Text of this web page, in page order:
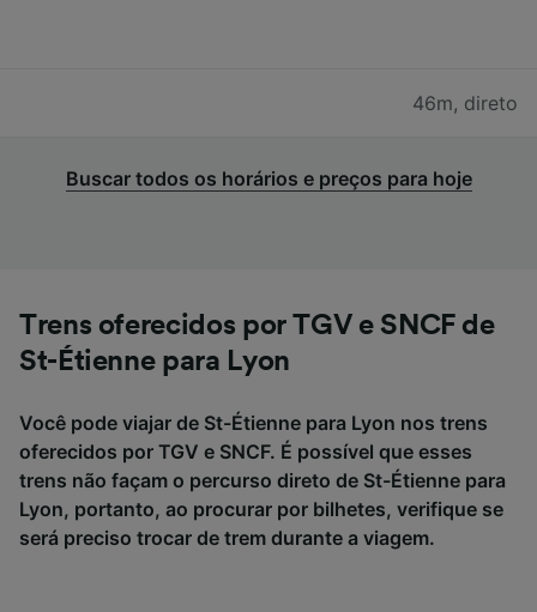
46m, direto
Buscar todos os horários e preços para hoje
Trens oferecidos por TGV e SNCF de
St-Étienne para Lyon
Você pode viajar de St-Étienne para Lyon nos trens
oferecidos por TGV e SNCF. É possível que esses
trens não façam o percurso direto de St-Étienne para
Lyon, portanto, ao procurar por bilhetes, verifique se
será preciso trocar de trem durante a viagem.